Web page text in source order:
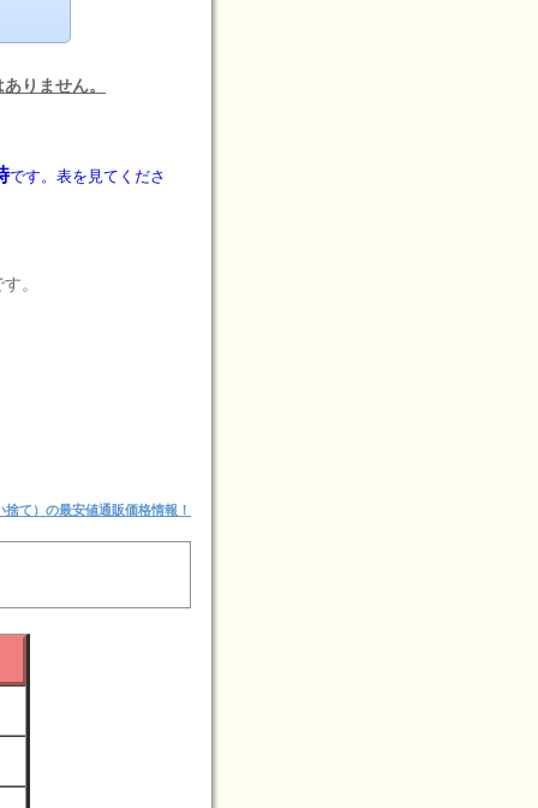
りません。
です。表を見てくださ
。
て）の最安値通販価格情報！